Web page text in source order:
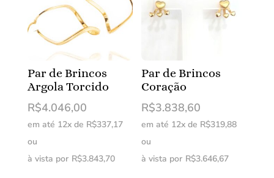
Par de Brincos
Argola Torcido
R$4.046,00
em até 12x de R$337,17
ou
à vista por R$3.843,70
Par de Brincos
Coração
R$3.838,60
em até 12x de R$319,88
ou
à vista por R$3.646,67